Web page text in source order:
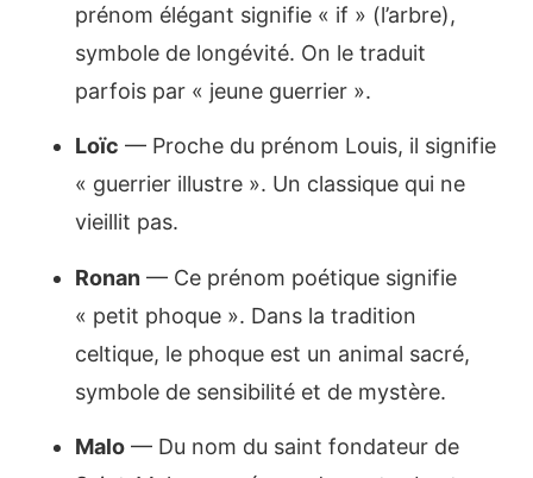
prénom élégant signifie « if » (l’arbre),
symbole de longévité. On le traduit
parfois par « jeune guerrier ».
Loïc — Proche du prénom Louis, il signifie
« guerrier illustre ». Un classique qui ne
vieillit pas.
Ronan — Ce prénom poétique signifie
« petit phoque ». Dans la tradition
celtique, le phoque est un animal sacré,
symbole de sensibilité et de mystère.
Malo — Du nom du saint fondateur de